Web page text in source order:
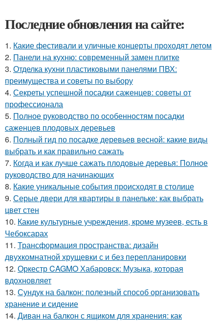
Последние обновления на сайте:
1. Какие фестивали и уличные концерты проходят летом
2. Панели на кухню: современный замен плитке
3. Отделка кухни пластиковыми панелями ПВХ:
преимущества и советы по выбору
4. Секреты успешной посадки саженцев: советы от
профессионала
5. Полное руководство по особенностям посадки
саженцев плодовых деревьев
6. Полный гид по посадке деревьев весной: какие виды
выбрать и как правильно сажать
7. Когда и как лучше сажать плодовые деревья: Полное
руководство для начинающих
8. Какие уникальные события происходят в столице
9. Серые двери для квартиры в панельке: как выбрать
цвет стен
10. Какие культурные учреждения, кроме музеев, есть в
Чебоксарах
11. Трансформация пространства: дизайн
двухкомнатной хрущевки с и без перепланировки
12. Оркестр CAGMO Хабаровск: Музыка, которая
вдохновляет
13. Сундук на балкон: полезный способ организовать
хранение и сидение
14. Диван на балкон с ящиком для хранения: как